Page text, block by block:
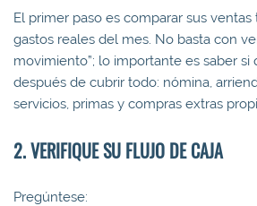
El primer paso es comparar sus
gastos reales del mes. No basta con
movimiento”; lo importante es saber si
después de cubrir todo: nómina,
servicios, primas y compras extras
2. VERIFIQUE SU FLUJO DE CAJA
Pregúntese: